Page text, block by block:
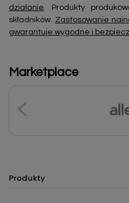
działanie. Produkty
składników. Zastosowanie
gwarantuje wygodne i
Marketplace
Produkty